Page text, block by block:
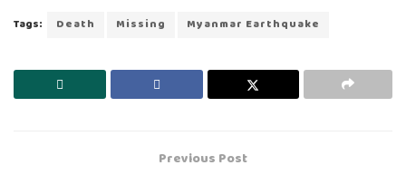
Tags: Death Missing Myanmar Earthquake
Previous Post